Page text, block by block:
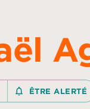
ÊTRE ALERTÉ